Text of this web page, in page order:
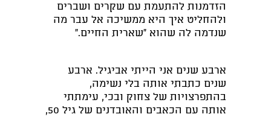
הזדמנות להתעמת עם שקרים ושברים
ולהחליט איך היא ממשיכה אל עבר מה
שנדמה לה שהוא "שארית החיים."
ארבע שנים אני הייתי אביגיל. ארבע
שנים כתבתי אותה בלי נשימה,
בהתפרצויות של צחוק ובכי, עימתתי
אותה עם הכאבים והאובדנים של גיל 50,